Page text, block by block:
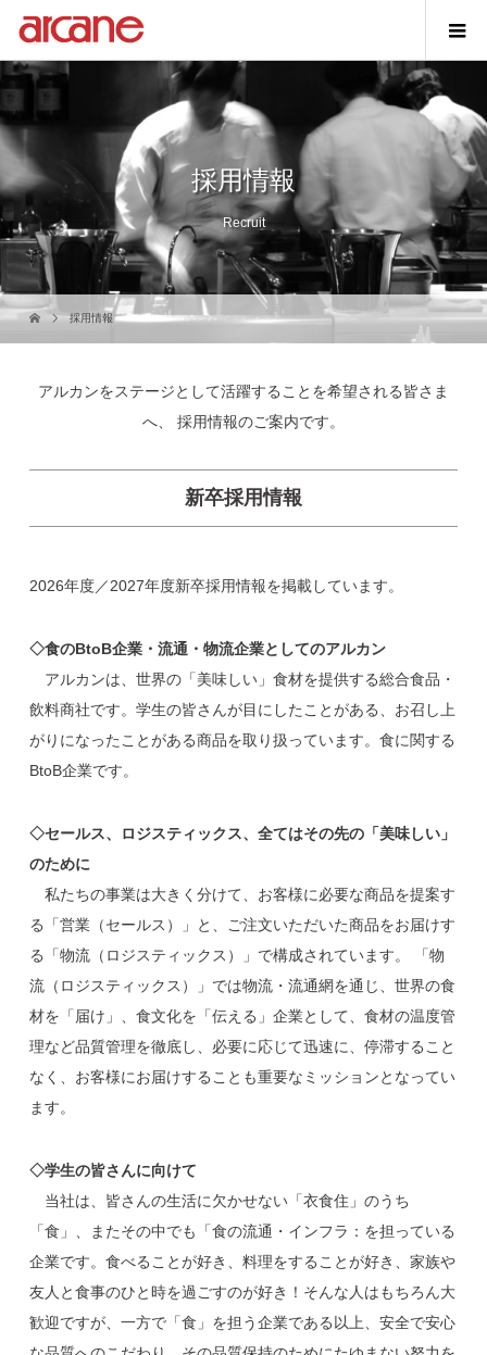
採用情報
Recruit
採用情報
アルカンをステージとして活躍することを希望される皆さま
へ、
採用情報のご案内です。
新卒採用情報
2026年度／2027年度新卒採用情報を掲載しています。
◇食のBtoB企業・流通・物流企業としてのアルカン
アルカンは、世界の「美味しい」食材を提供する総合食品・
飲料商社です。学生の皆さんが目にしたことがある、お召し上
がりになったことがある商品を取り扱っています。食に関する
BtoB企業です。
◇セールス、ロジスティックス、全てはその先の「美味しい」
のために
私たちの事業は大きく分けて、お客様に必要な商品を提案す
る「営業（セールス）」と、ご注文いただいた商品をお届けす
る「物流（ロジスティックス）」で構成されています。 「物
流（ロジスティックス）」では物流・流通網を通じ、世界の食
材を「届け」、食文化を「伝える」企業として、食材の温度管
理など品質管理を徹底し、必要に応じて迅速に、停滞すること
なく、お客様にお届けすることも重要なミッションとなってい
ます。
◇学生の皆さんに向けて
当社は、皆さんの生活に欠かせない「衣食住」のうち
「食」、またその中でも「食の流通・インフラ：を担っている
企業です。食べることが好き、料理をすることが好き、家族や
友人と食事のひと時を過ごすのが好き！そんな人はもちろん大
歓迎ですが、一方で「食」を担う企業である以上、安全で安心